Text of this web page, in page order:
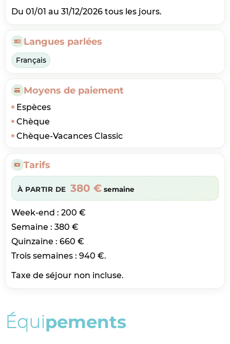
Du 01/01 au 31/12/2026 tous les jours.
Langues parlées
Français
Moyens de paiement
Espèces
Chèque
Chèque-Vacances Classic
Tarifs
À PARTIR DE 380 € semaine
Week-end : 200 €
Semaine : 380 €
Quinzaine : 660 €
Trois semaines : 940 €.
Taxe de séjour non incluse.
Équipements